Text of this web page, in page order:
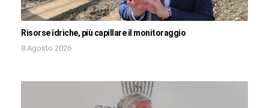
Risorse idriche, più capillare il monitoraggio
8 Agosto 2026